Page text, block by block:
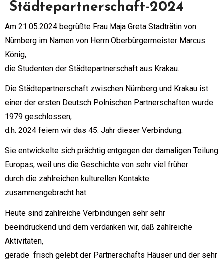
Städtepartnerschaft-2024
Am 21.05.2024 begrüßte Frau Maja Greta Stadträtin von
Nürnberg im Namen von Herrn Oberbürgermeister Marcus
König,
die Studenten der Städtepartnerschaft aus Krakau.
Die Städtepartnerschaft zwischen Nürnberg und Krakau ist
einer der ersten Deutsch Polnischen Partnerschaften wurde
1979 geschlossen,
d.h. 2024 feiern wir das 45. Jahr dieser Verbindung.
Sie entwickelte sich prächtig entgegen der damaligen Teilung
Europas, weil uns die Geschichte von sehr viel früher
durch die zahlreichen kulturellen Kontakte
zusammengebracht hat.
Heute sind zahlreiche Verbindungen sehr sehr
beeindruckend und dem verdanken wir, daß zahlreiche
Aktivitäten,
gerade frisch gelebt der Partnerschafts Häuser und der sehr